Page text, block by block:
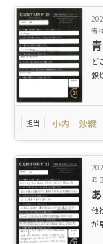
青
ど
親
担当 小内 沙織
あ
他
が